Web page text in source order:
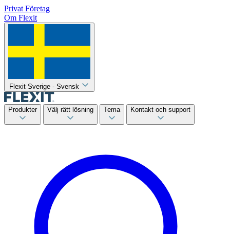
Privat Företag
Om Flexit
Flexit Sverige - Svensk
Produkter Välj rätt lösning Tema Kontakt och support